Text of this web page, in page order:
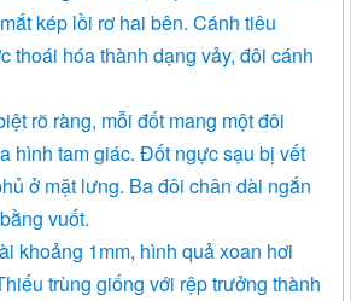
kép lồi rơ hai bên. Cánh tiêu
thoái hóa thành dạng vảy, đôi cánh
rõ ràng, mỗi đốt mang một đôi
hình tam giác. Đốt ngực sạu bị vết
ở mặt lưng. Ba đôi chân dài ngắn
vuốt.
khoảng 1mm, hình quả xoan hơi
trùng giống với rệp trưởng thành